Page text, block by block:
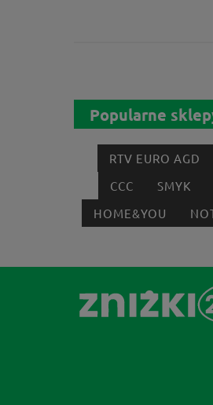
Popularne
RTV EURO AGD
CCC
SMYK
HOME&YOU